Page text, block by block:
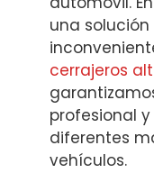
una
cerrajeros
profesional
diferentes
vehículos.